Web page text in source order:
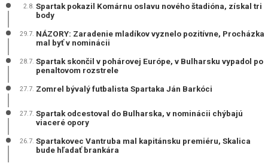
2.8. Spartak pokazil Komárnu oslavu nového štadióna, získal tri
body
29.7. NÁZORY: Zaradenie mladíkov vyznelo pozitívne, Procházka
mal byť v nominácii
28.7. Spartak skončil v pohárovej Európe, v Bulharsku vypadol po
penaltovom rozstrele
27.7. Zomrel bývalý futbalista Spartaka Ján Barkóci
27.7. Spartak odcestoval do Bulharska, v nominácii chýbajú
viaceré opory
26.7. Spartakovec Vantruba mal kapitánsku premiéru, Skalica
bude hľadať brankára